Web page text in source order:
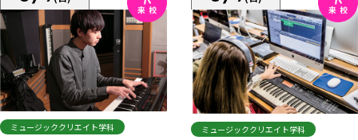
ミュージッククリエイト学科 ミュージッククリエイト学科